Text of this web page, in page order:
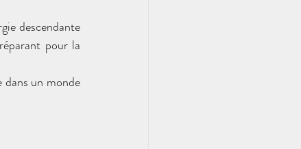
pour la
dans un monde